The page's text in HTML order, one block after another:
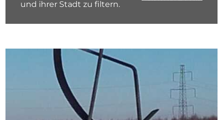
und ihrer Stadt zu filtern.